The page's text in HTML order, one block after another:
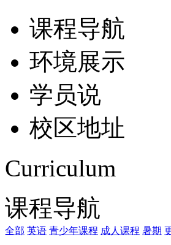
课程导航
环境展示
学员说
校区地址
Curriculum
课程导航
全部 英语 青少年课程 成人课程 暑期